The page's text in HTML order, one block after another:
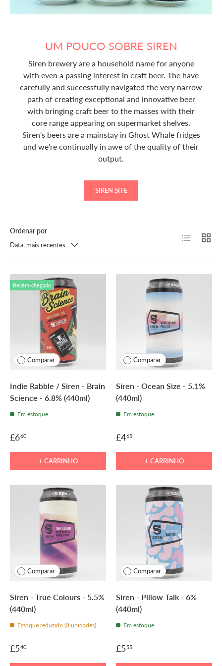
UM POUCO SOBRE SIREN
Siren brewery are a household name for anyone
with even a passing interest in craft beer. The have
carefully and successfully navigated the very narrow
path of creating exceptional and innovative beer
with bringing craft beer to the masses with their
core range appearing on supermarket shelves.
Siren's beers are a mainstay in Ghost Whale fridges
and we're continually in awe of the quality of their
output.
SIREN SITE
Ordenar por
Data, mais recentes
Lista
Recém-chegado
Comparar
Indie Rabble / Siren - Brain
Science - 6.8% (440ml)
Em estoque
£660
+ CARRINHO
Comparar
Siren - Ocean Size - 5.1%
(440ml)
Em estoque
£465
+ CARRINHO
Comparar
Siren - True Colours - 5.5%
(440ml)
Estoque reduzido (3 unidades)
£540
Comparar
Siren - Pillow Talk - 6%
(440ml)
Em estoque
£555